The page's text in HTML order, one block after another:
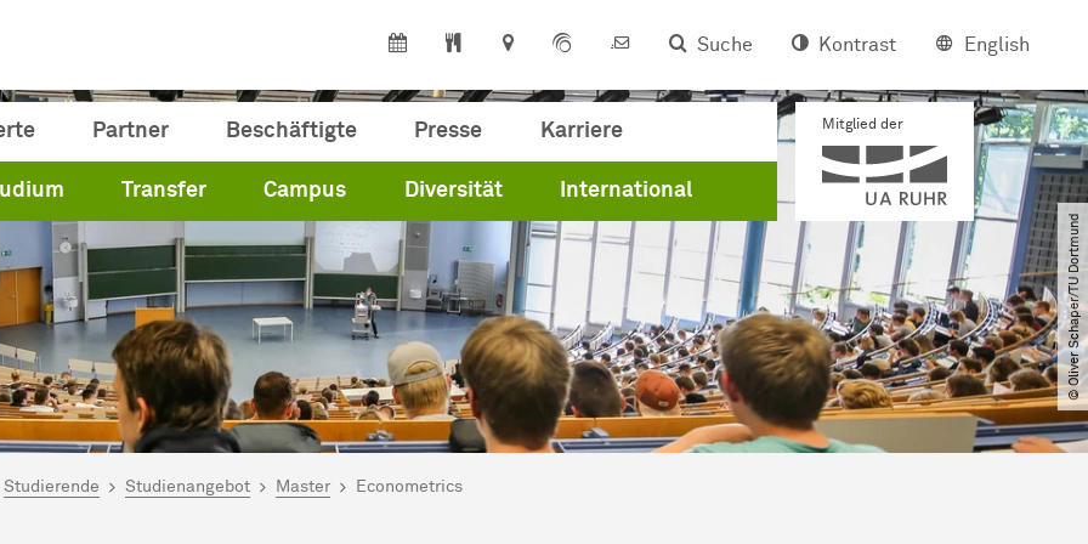
Suche Kontrast English
Partner Beschäftigte Presse Karriere
Transfer Campus Diversität International
Mitglied der
© Oliver Schaper​/​TU Dortmund
hier:
Studierende Studienangebot Master Econometrics